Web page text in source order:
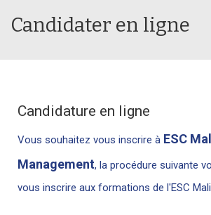
Candidater en ligne
Candidature en ligne
Vous souhaitez vous inscrire à ESC
Management, la procédure suivante
vous inscrire aux formations de l'ESC